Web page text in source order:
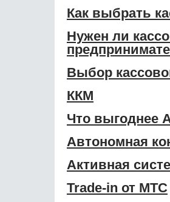
Как выбрать
Нужен ли
Выбор
ККМ
Что выгоднее
Автономная
Активная
Trade-in от МТС